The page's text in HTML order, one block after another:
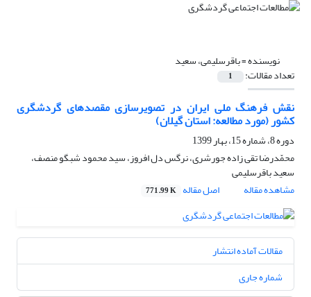
نویسنده =باقرسلیمی، سعید
تعداد مقالات: 1
نقش فرهنگ ملی ایران در تصویرسازی مقصدهای گردشگری
کشور (مورد مطالعه: استان گیلان)
دوره 8، شماره 15، بهار 1399
محمّدرضا تقی زاده جورشری، نرگس دل افروز، سید محمود شبگو منصف،
سعید باقرسلیمی
مشاهده مقاله
اصل مقاله 771.99 K
مقالات آماده انتشار
شماره جاری